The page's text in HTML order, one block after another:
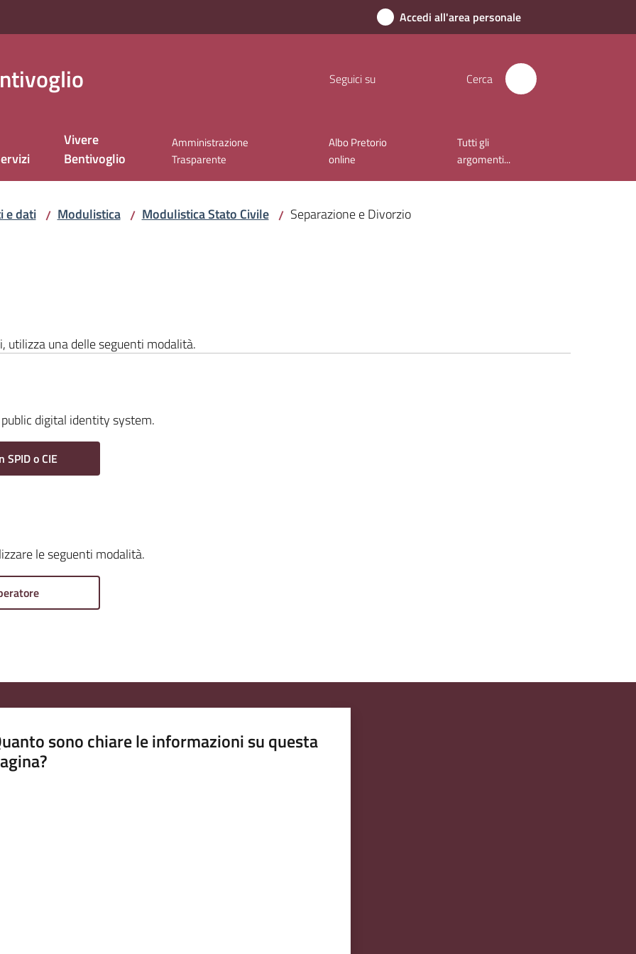
Accedi all'area personale
Seguici su Cerca
Vivere
Bentivoglio
Amministrazione
Trasparente
Albo Pretorio
online
Tutti gli
argomenti...
e dati / Modulistica / Modulistica Stato Civile / Separazione e Divorzio
utilizza una delle seguenti modalità.
digital identity system.
SPID o CIE
le seguenti modalità.
sono chiare le informazioni su questa